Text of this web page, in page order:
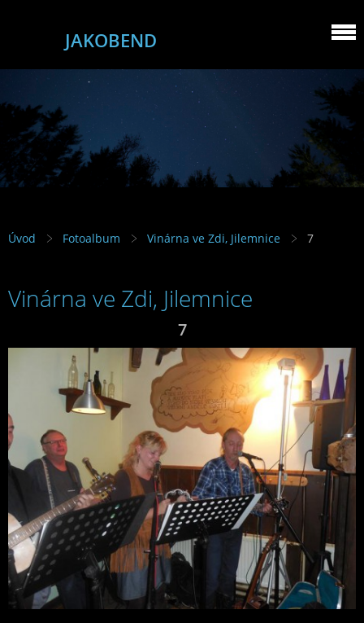
JAKOBEND
Úvod Fotoalbum Vinárna ve Zdi, Jilemnice 7
Vinárna ve Zdi, Jilemnice
7